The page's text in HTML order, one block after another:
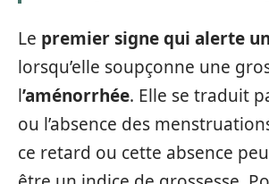
Le premier signe qui alerte
lorsqu’elle soupçonne une
l’aménorrhée. Elle se traduit
ou l’absence des
ce retard ou cette absence